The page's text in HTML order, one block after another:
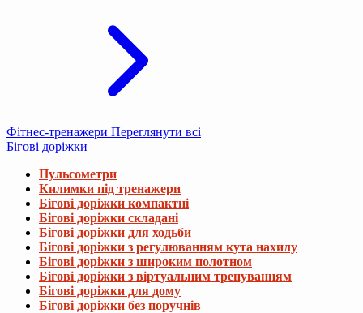
Фітнес-тренажери Переглянути всі
Бігові доріжки
Пульсометри
Килимки під тренажери
Бігові доріжки компактні
Бігові доріжки складані
Бігові доріжки для ходьби
Бігові доріжки з регулюванням кута нахилу
Бігові доріжки з широким полотном
Бігові доріжки з віртуальним тренуванням
Бігові доріжки для дому
Бігові доріжки без поручнів